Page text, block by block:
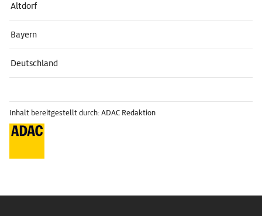
Altdorf
Bayern
Deutschland
Inhalt bereitgestellt durch: ADAC Redaktion